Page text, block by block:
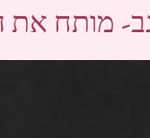
מותח את